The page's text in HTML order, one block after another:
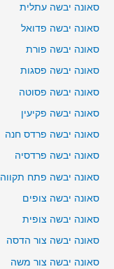
סאונה יבשה עתלית
סאונה יבשה פדואל
סאונה יבשה פורת
סאונה יבשה פסגות
סאונה יבשה פסוטה
סאונה יבשה פקיעין
סאונה יבשה פרדס חנה
סאונה יבשה פרדסיה
סאונה יבשה פתח תקווה
סאונה יבשה צופים
סאונה יבשה צופית
סאונה יבשה צור הדסה
סאונה יבשה צור משה